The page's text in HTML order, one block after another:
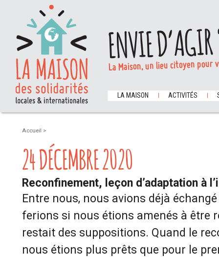
ENVIE
La Maison, un lieu citoyen
LA MAISON ACTIVITÉS
Accueil >
24 DÉCEMBRE 2020
Reconfinement, leçon d’adaptation à
Entre nous, nous avions déjà
ferions si nous étions amenés à être
restait des suppositions. Quand le
nous étions plus prêts que pour le